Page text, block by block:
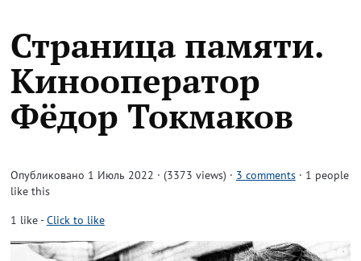
Страница памяти.
Кинооператор
Фёдор Токмаков
Опубликовано 1 Июль 2022 · (3373 views) · 3 comments · 1 people
like this
1 like-Click to like